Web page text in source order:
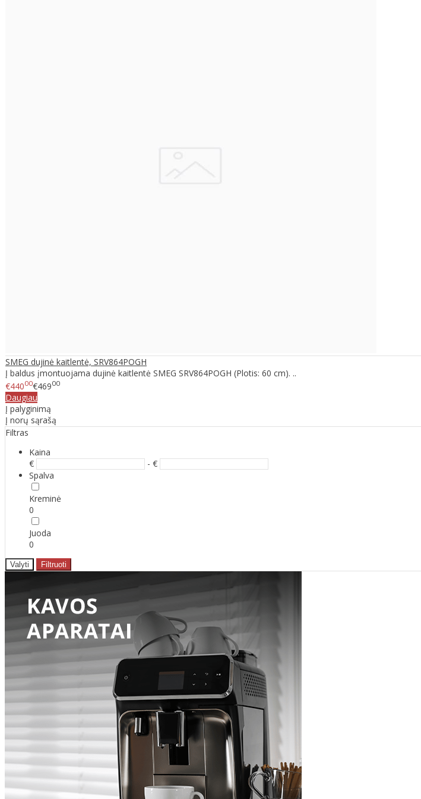
SMEG dujinė kaitlentė, SRV864POGH
Į baldus įmontuojama dujinė kaitlentė SMEG SRV864POGH (Plotis: 60 cm). ..
€44000€46900
Daugiau
Į palyginimą
Į norų sąrašą
Filtras
Kaina
€
- €
Spalva
Kreminė
0
Juoda
0
Valyti Filtruoti